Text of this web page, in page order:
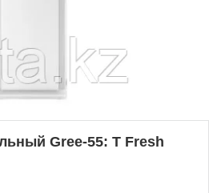
Gree-55: T Fresh